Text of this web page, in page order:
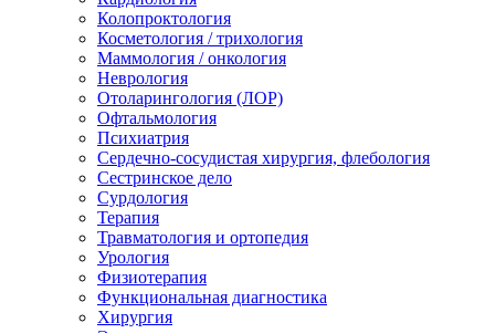
Колопроктология
Косметология / трихология
Маммология / онкология
Неврология
Отоларингология (ЛОР)
Офтальмология
Психиатрия
Сердечно-сосудистая хирургия, флебология
Сестринское дело
Сурдология
Терапия
Травматология и ортопедия
Урология
Физиотерапия
Функциональная диагностика
Хирургия